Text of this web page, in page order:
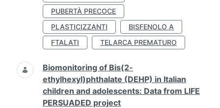
PUBERTÀ PRECOCE
PLASTICIZZANTI
BISFENOLO A
FTALATI
TELARCA PREMATURO
Biomonitoring of Bis(2-
ethylhexyl)phthalate (DEHP) in Italian
children and adolescents: Data from LIFE
PERSUADED project